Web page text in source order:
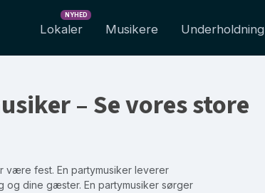
Lokaler
NYHED
Musikere Underholdning
– Se vores store
være fest. En partymusiker leverer
og dine gæster. En partymusiker sørger